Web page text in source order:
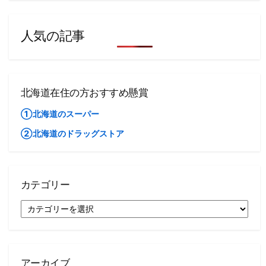
人気の記事
北海道在住の方おすすめ懸賞
①北海道のスーパー
②北海道のドラッグストア
カテゴリー
テ
アーカイブ